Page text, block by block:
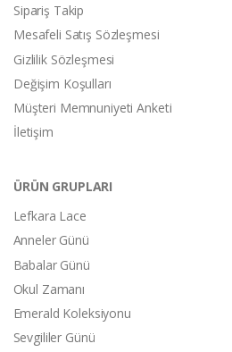
Sipariş Takip
Mesafeli Satış Sözleşmesi
Gizlilik Sözleşmesi
Değişim Koşulları
Müşteri Memnuniyeti Anketi
İletişim
ÜRÜN GRUPLARI
Lefkara Lace
Anneler Günü
Babalar Günü
Okul Zamanı
Emerald Koleksiyonu
Sevgililer Günü